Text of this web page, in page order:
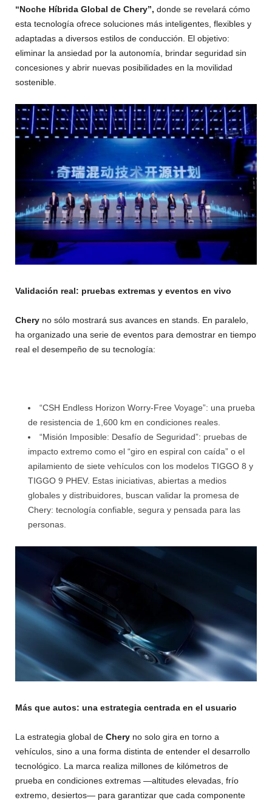
“Noche Híbrida Global de Chery”, donde se revelará cómo
esta tecnología ofrece soluciones más inteligentes, flexibles y
adaptadas a diversos estilos de conducción. El objetivo:
eliminar la ansiedad por la autonomía, brindar seguridad sin
concesiones y abrir nuevas posibilidades en la movilidad
sostenible.
Validación real: pruebas extremas y eventos en vivo
Chery no sólo mostrará sus avances en stands. En paralelo,
ha organizado una serie de eventos para demostrar en tiempo
real el desempeño de su tecnología:
“CSH Endless Horizon Worry-Free Voyage”: una prueba
de resistencia de 1,600 km en condiciones reales.
“Misión Imposible: Desafío de Seguridad”: pruebas de
impacto extremo como el “giro en espiral con caída” o el
apilamiento de siete vehículos con los modelos TIGGO 8 y
TIGGO 9 PHEV. Estas iniciativas, abiertas a medios
globales y distribuidores, buscan validar la promesa de
Chery: tecnología confiable, segura y pensada para las
personas.
Más que autos: una estrategia centrada en el usuario
La estrategia global de Chery no solo gira en torno a
vehículos, sino a una forma distinta de entender el desarrollo
tecnológico. La marca realiza millones de kilómetros de
prueba en condiciones extremas —altitudes elevadas, frío
extremo, desiertos— para garantizar que cada componente